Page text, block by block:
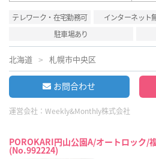
テレワーク・在宅勤務可 インターネット
駐車場あり
北海道 札幌市中央区
お問合わせ
運営会社： Weekly&Monthly株式会社
POROKARI円山公園A/オートロック/
(No.992224)